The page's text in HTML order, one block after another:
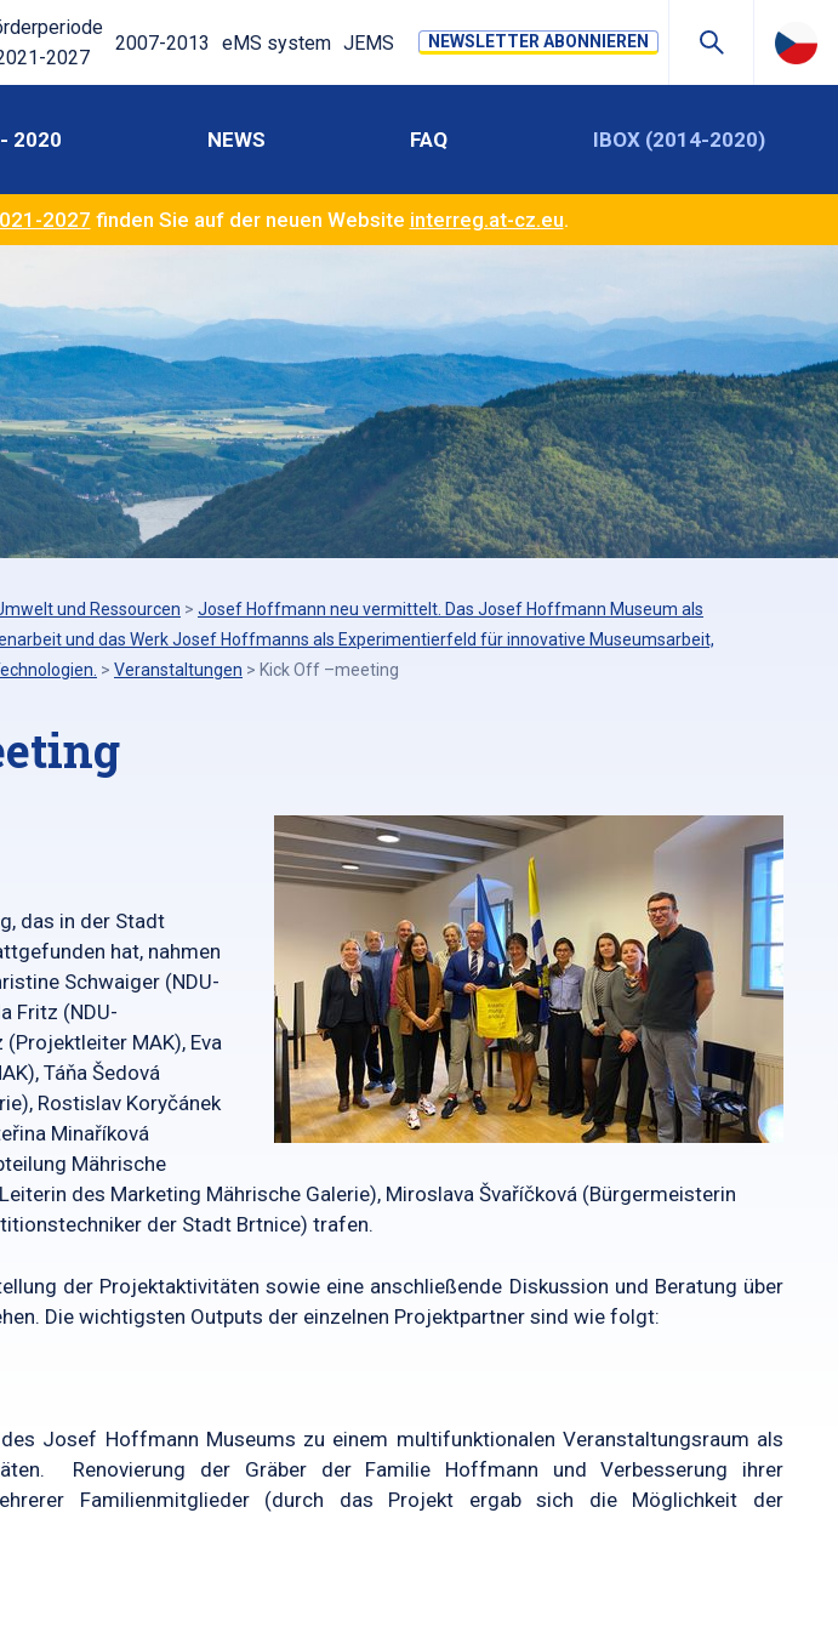
2027
2007-2013 eMS system JEMS NEWSLETTER ABONNIEREN
2020 NEWS FAQ IBOX (2014-2020)
2027 finden Sie auf der neuen Website interreg.at-cz.eu.
und Ressourcen > Josef Hoffmann neu vermittelt. Das Josef Hoffmann Museum als
und das Werk Josef Hoffmanns als Experimentierfeld für innovative Museumsarbeit,
> Veranstaltungen > Kick Off –meeting
das in der Stadt
hat, nahmen
Schwaiger (NDU-
Fritz (NDU-
MAK), Eva
Táňa Šedová
Rostislav Koryčánek
Minaříková
Mährische
des Marketing Mährische Galerie), Miroslava Švaříčková (Bürgermeisterin
der Stadt Brtnice) trafen.
der Projektaktivitäten sowie eine anschließende Diskussion und Beratung über
Die wichtigsten Outputs der einzelnen Projektpartner sind wie folgt:
Josef Hoffmann Museums zu einem multifunktionalen Veranstaltungsraum als
Renovierung der Gräber der Familie Hoffmann und Verbesserung ihrer
Familienmitglieder (durch das Projekt ergab sich die Möglichkeit der